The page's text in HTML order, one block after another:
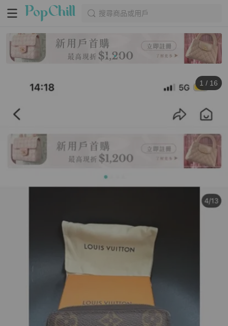
搜尋商品或用戶
1 / 16